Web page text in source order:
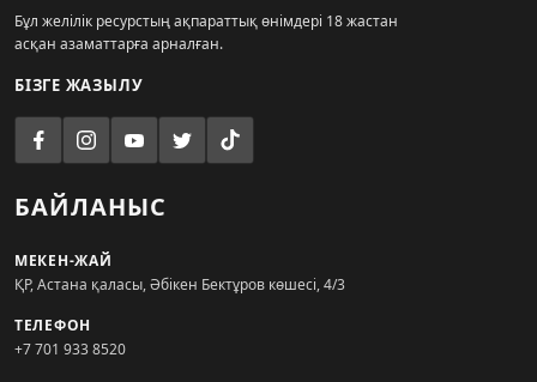
Бұл желілік ресурстың ақпараттық өнімдері 18 жастан
асқан азаматтарға арналған.
БІЗГЕ ЖАЗЫЛУ
БАЙЛАНЫС
МЕКЕН-ЖАЙ
ҚР, Астана қаласы, Әбікен Бектұров көшесі, 4/3
ТЕЛЕФОН
+7 701 933 8520